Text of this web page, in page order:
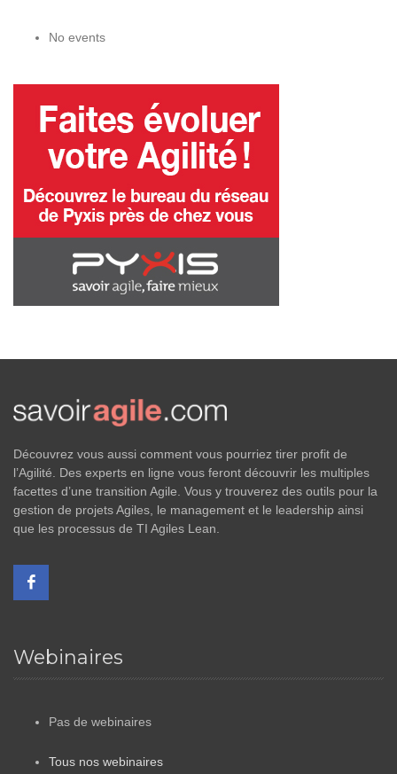
No events
Découvrez vous aussi comment vous pourriez tirer profit de
l’Agilité. Des experts en ligne vous feront découvrir les multiples
facettes d’une transition Agile. Vous y trouverez des outils pour la
gestion de projets Agiles, le management et le leadership ainsi
que les processus de TI Agiles Lean.
Webinaires
Pas de webinaires
Tous nos webinaires